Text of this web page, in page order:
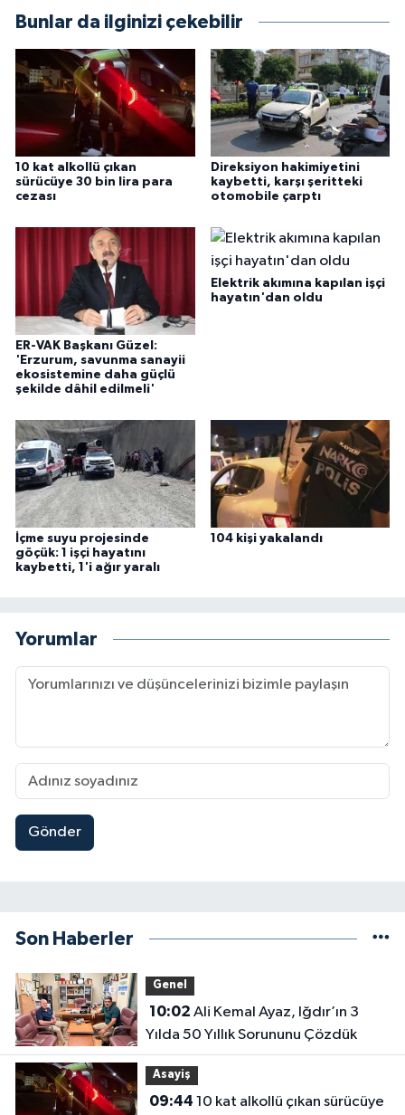
Bunlar da ilginizi çekebilir
10 kat alkollü çıkan
sürücüye 30 bin lira para
cezası
Direksiyon hakimiyetini
kaybetti, karşı şeritteki
otomobile çarptı
ER-VAK Başkanı Güzel:
'Erzurum, savunma sanayii
ekosistemine daha güçlü
şekilde dâhil edilmeli'
Elektrik akımına kapılan işçi
hayatın'dan oldu
İçme suyu projesinde
göçük: 1 işçi hayatını
kaybetti, 1'i ağır yaralı
104 kişi yakalandı
Yorumlar
Gönder
Son Haberler
Genel
10:02
Yılda 50 Yıllık Sorununu Çözdük
Asayiş
09:44